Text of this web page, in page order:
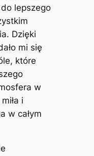
lepszego
Dzięki
mi się
które
w
i
w całym